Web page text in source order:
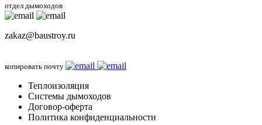
отдел дымоходов
zakaz@baustroy.ru
копировать почту
Теплоизоляция
Системы дымоходов
Договор-оферта
Политика конфиденциальности